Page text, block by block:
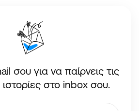
σου για να παίρνεις τις
στο inbox σου.